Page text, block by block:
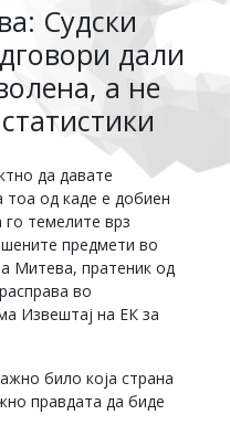
Судски
дали
а не
да давате
тоа од каде е добиен
темелите врз
предмети во
Митева, пратеник од
во
Извештај на ЕК за
било која страна
правдата да биде